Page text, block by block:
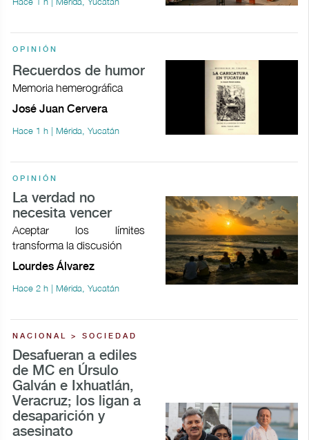
OPINIÓN
Recuerdos de humor
Memoria hemerográfica
José Juan Cervera
Hace 1 h | Mérida, Yucatán
OPINIÓN
La verdad no
necesita vencer
Aceptar los límites
transforma la discusión
Lourdes Álvarez
Hace 2 h | Mérida, Yucatán
NACIONAL > SOCIEDAD
Desafueran a ediles
de MC en Úrsulo
Galván e Ixhuatlán,
Veracruz; los ligan a
desaparición y
asesinato